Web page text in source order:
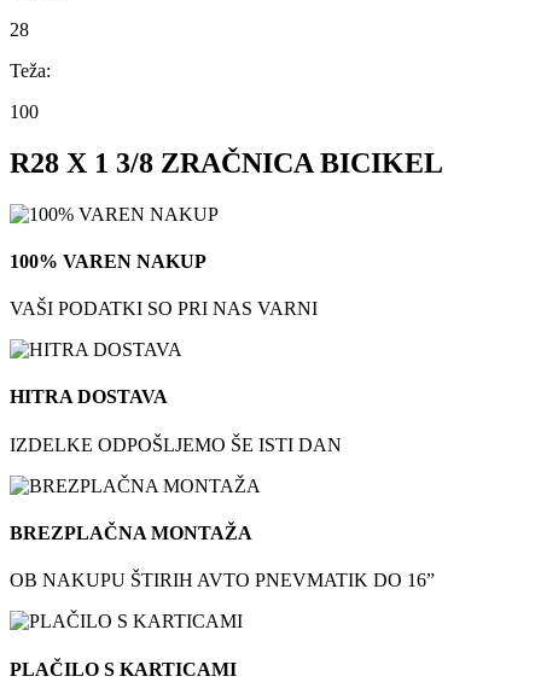
28
Teža:
100
R28 X 1 3/8 ZRAČNICA BICIKEL
100% VAREN NAKUP
VAŠI PODATKI SO PRI NAS VARNI
HITRA DOSTAVA
IZDELKE ODPOŠLJEMO ŠE ISTI DAN
BREZPLAČNA MONTAŽA
OB NAKUPU ŠTIRIH AVTO PNEVMATIK DO 16”
PLAČILO S KARTICAMI